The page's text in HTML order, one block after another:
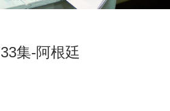
Video
集-阿根廷